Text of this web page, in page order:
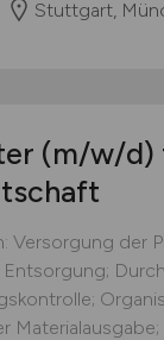
Stuttgart,
(m/w/d)
Versorgung der